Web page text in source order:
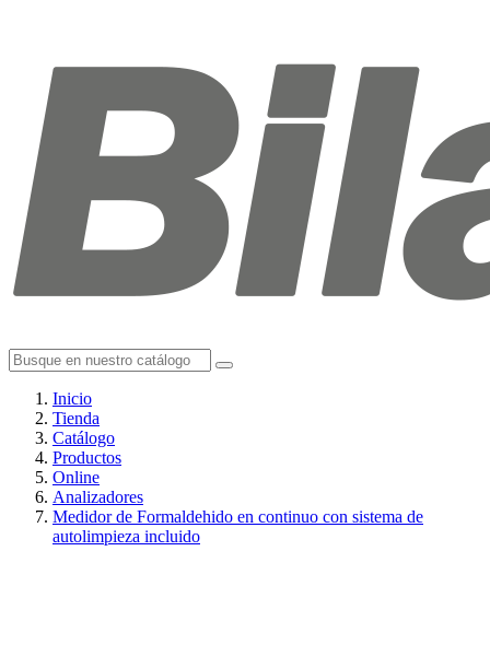
Inicio
Tienda
Catálogo
Productos
Online
Analizadores
Medidor de Formaldehido en continuo con sistema de
autolimpieza incluido